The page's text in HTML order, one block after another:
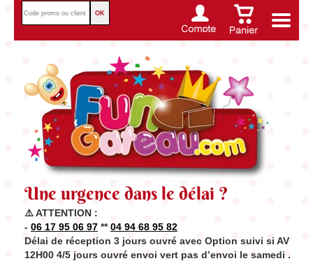
Toggle
Une urgence dans le délai ?
⚠️ ATTENTION :
- 06 17 95 06 97 **04 94 68 95 82
Délai de réception 3 jours ouvré avec Option suivi si AV
12H00 4/5 jours ouvré envoi vert pas d’envoi le samedi .